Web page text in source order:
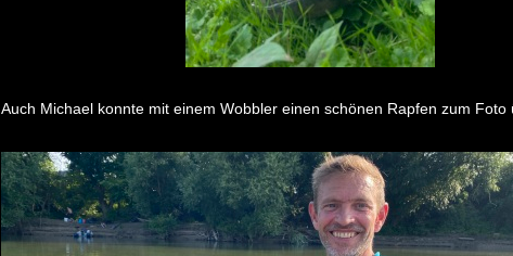
Auch Michael konnte mit einem Wobbler einen schönen Rapfen zum Foto